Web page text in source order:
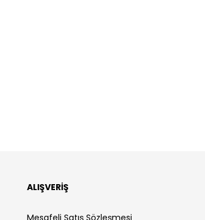
ALIŞVERİŞ
Mesafeli Satış Sözleşmesi